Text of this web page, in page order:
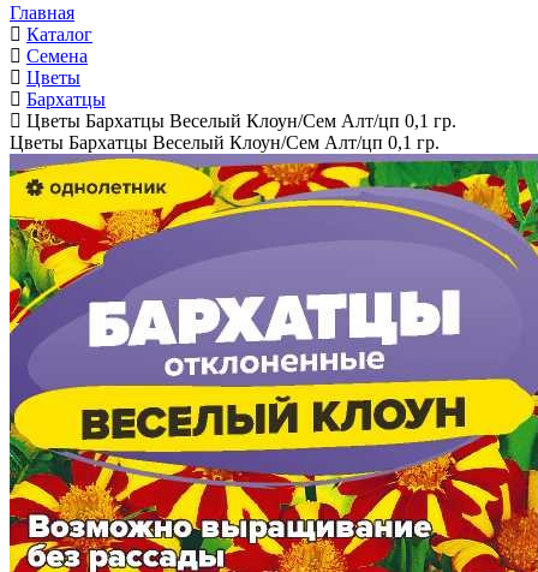
Главная
Каталог
Семена
Цветы
Бархатцы
Цветы Бархатцы Веселый Клоун/Сем Алт/цп 0,1 гр.
Цветы Бархатцы Веселый Клоун/Сем Алт/цп 0,1 гр.